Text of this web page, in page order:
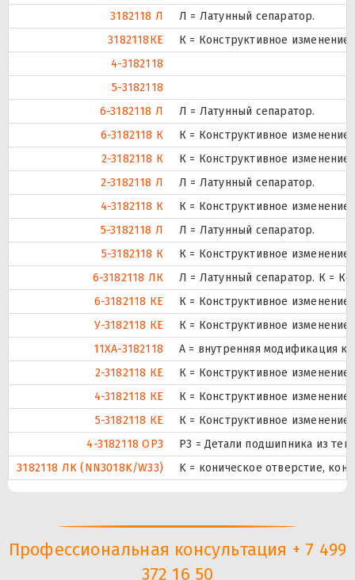
3182118 Л
Л = Латунный сепаратор.
3182118КЕ
К = Конструктивное изменение
4-3182118
5-3182118
6-3182118 Л
Л = Латунный сепаратор.
6-3182118 К
К = Конструктивное
2-3182118 К
К = Конструктивное
2-3182118 Л
Л = Латунный сепаратор.
4-3182118 К
К = Конструктивное
5-3182118 Л
Л = Латунный сепаратор.
5-3182118 К
К = Конструктивное
6-3182118 ЛК
Л = Латунный сепаратор. К =
6-3182118 КЕ
К = Конструктивное изменение
У-3182118 КЕ
К = Конструктивное изменение
11XA-3182118
A = внутренняя модификация
2-3182118 КЕ
К = Конструктивное изменение
4-3182118 КЕ
К = Конструктивное изменение
5-3182118 КЕ
К = Конструктивное изменение
4-3182118 ОР3
Р3 = Детали подшипника из
3182118 ЛК (NN3018K/W33)
K = коническое отверстие,
Профессиональная консультация + 7 499
372 16 50